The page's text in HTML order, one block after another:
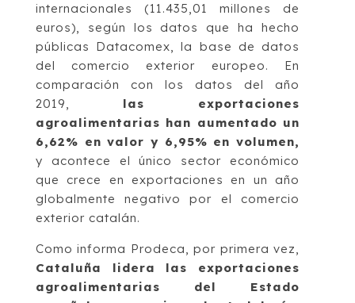
internacionales (11.435,01 millones de
euros), según los datos que ha hecho
públicas Datacomex, la base de datos
del comercio exterior europeo. En
comparación con los datos del año
2019, las exportaciones
agroalimentarias han aumentado un
6,62% en valor y 6,95% en volumen,
y acontece el único sector económico
que crece en exportaciones en un año
globalmente negativo por el comercio
exterior catalán.
Como informa Prodeca, por primera vez,
Cataluña lidera las exportaciones
agroalimentarias del Estado